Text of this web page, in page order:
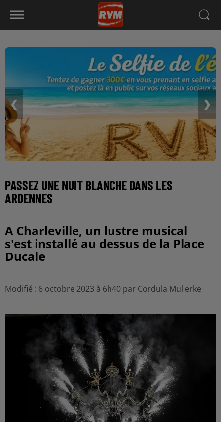
❮ ❯
PASSEZ UNE NUIT BLANCHE DANS LES
ARDENNES
A Charleville, un lustre musical
s'est installé au dessus de la Place
Ducale
Modifié : 6 octobre 2023 à 6h40 par Cordula Mullerke